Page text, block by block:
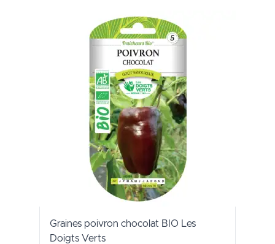
Graines poivron chocolat BIO Les
Doigts Verts